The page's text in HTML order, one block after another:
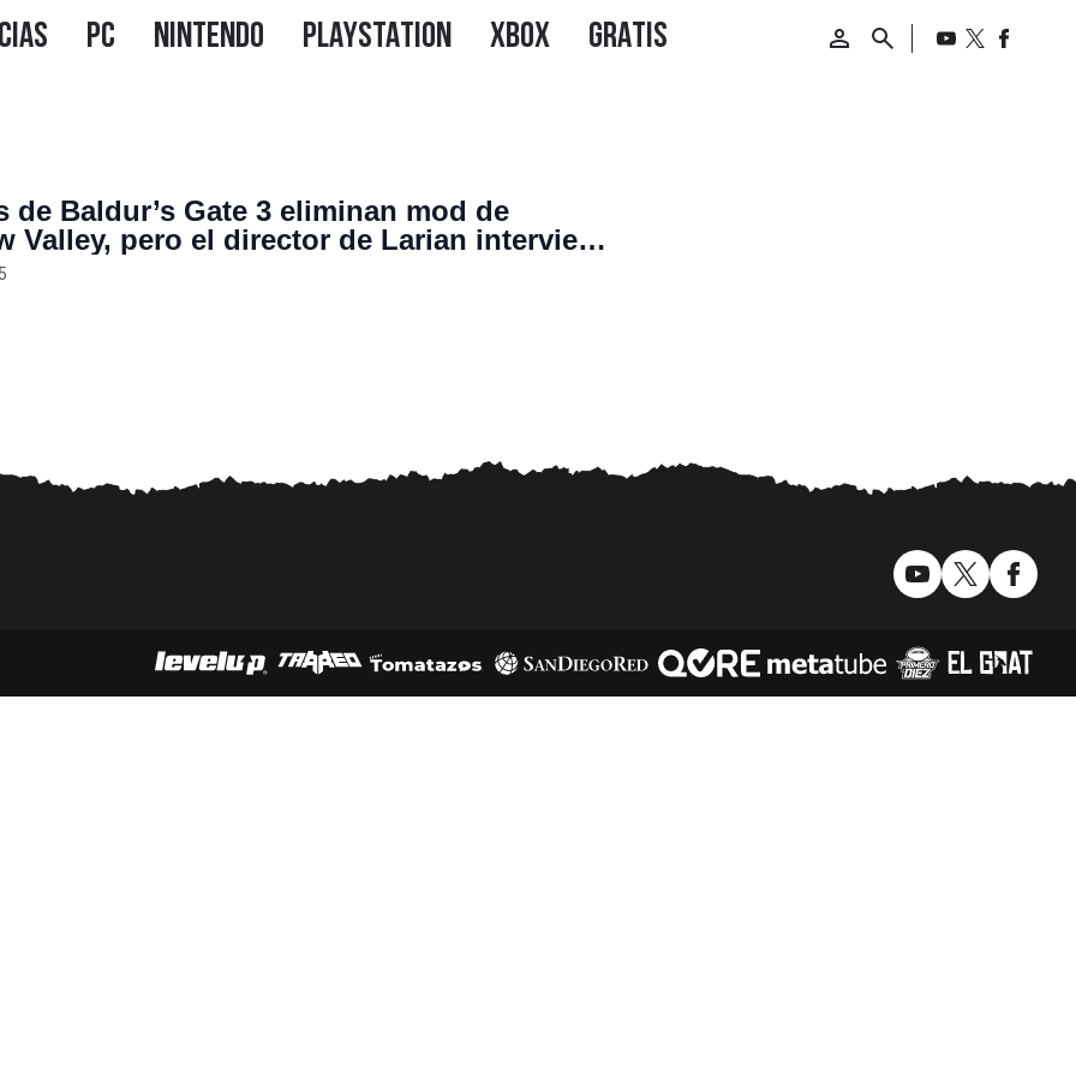
de Baldur’s Gate 3 eliminan mod de
Valley, pero el director de Larian interviene
se retracten y pidan disculpas